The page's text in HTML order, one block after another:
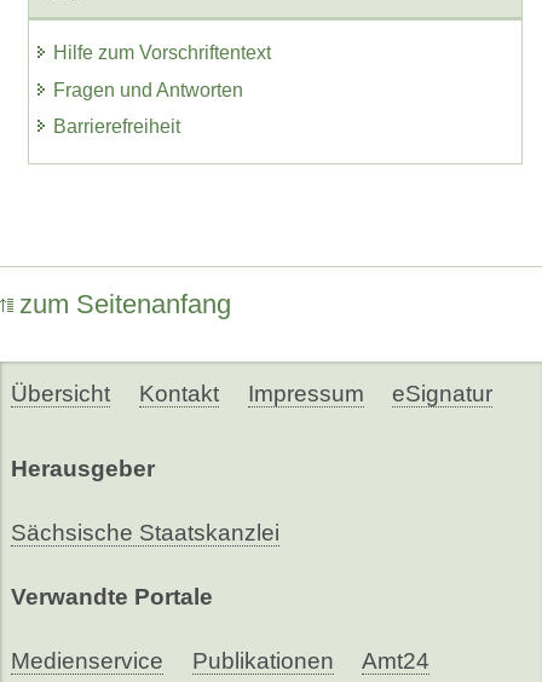
Hilfe zum Vorschriftentext
Fragen und Antworten
Barrierefreiheit
zum Seitenanfang
Übersicht Kontakt Impressum eSignatur
Herausgeber
Sächsische Staatskanzlei
Verwandte Portale
Medienservice Publikationen Amt24